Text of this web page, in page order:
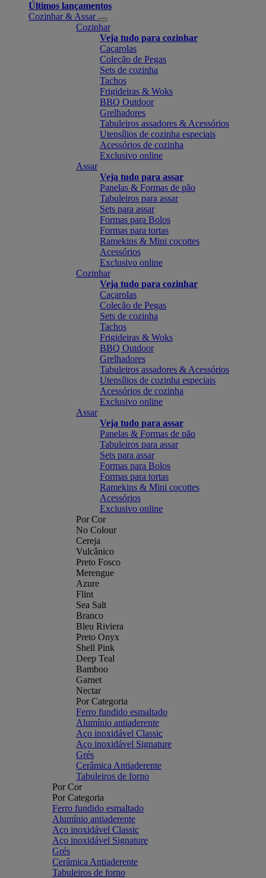
Últimos lançamentos
Cozinhar & Assar
Cozinhar
Veja tudo para cozinhar
Caçarolas
Coleção de Pegas
Sets de cozinha
Tachos
Frigideiras & Woks
BBQ Outdoor
Grelhadores
Tabuleiros assadores & Acessórios
Utensílios de cozinha especiais
Acessórios de cozinha
Exclusivo online
Assar
Veja tudo para assar
Panelas & Formas de pão
Tabuleiros para assar
Sets para assar
Formas para Bolos
Formas para tortas
Ramekins & Mini cocottes
Acessórios
Exclusivo online
Cozinhar
Veja tudo para cozinhar
Caçarolas
Coleção de Pegas
Sets de cozinha
Tachos
Frigideiras & Woks
BBQ Outdoor
Grelhadores
Tabuleiros assadores & Acessórios
Utensílios de cozinha especiais
Acessórios de cozinha
Exclusivo online
Assar
Veja tudo para assar
Panelas & Formas de pão
Tabuleiros para assar
Sets para assar
Formas para Bolos
Formas para tortas
Ramekins & Mini cocottes
Acessórios
Exclusivo online
Por Cor
No Colour
Cereja
Vulcânico
Preto Fosco
Merengue
Azure
Flint
Sea Salt
Branco
Bleu Riviera
Preto Onyx
Shell Pink
Deep Teal
Bamboo
Garnet
Nectar
Por Categoria
Ferro fundido esmaltado
Alumínio antiaderente
Aço inoxidável Classic
Aço inoxidável Signature
Grés
Cerâmica Antiaderente
Tabuleiros de forno
Por Cor
Por Categoria
Ferro fundido esmaltado
Alumínio antiaderente
Aço inoxidável Classic
Aço inoxidável Signature
Grés
Cerâmica Antiaderente
Tabuleiros de forno